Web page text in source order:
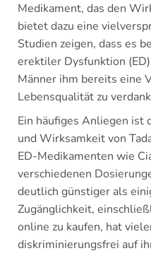
Medikament, das den
bietet dazu eine
Studien zeigen, dass es
erektiler Dysfunktion
Männer ihm bereits eine
Lebensqualität zu
Ein häufiges Anliegen ist
und Wirksamkeit von
ED-Medikamenten wie
verschiedenen
deutlich günstiger als
Zugänglichkeit,
online zu kaufen, hat
diskriminierungsfrei auf